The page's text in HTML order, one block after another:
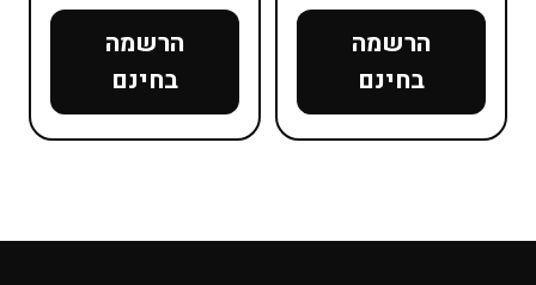
הרשמה
בחינם
הרשמה
בחינם